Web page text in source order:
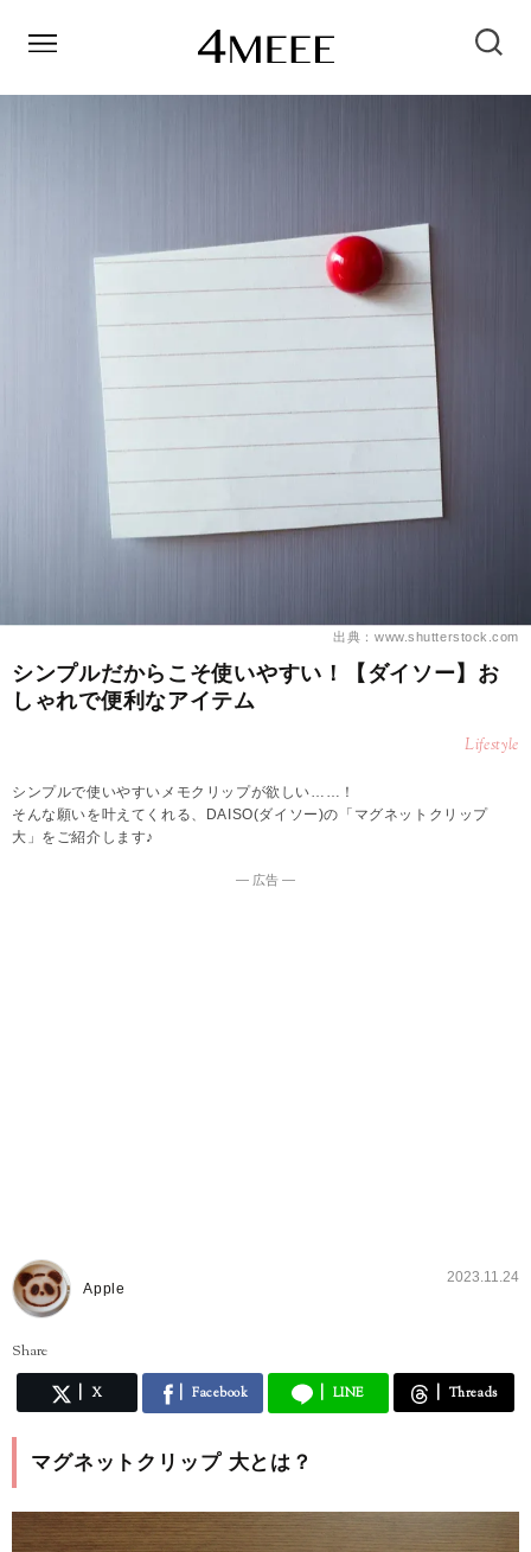
出典：www.shutterstock.com
シンプルだからこそ使いやすい！【ダイソー】お
しゃれで便利なアイテム
Lifestyle
シンプルで使いやすいメモクリップが欲しい……！
そんな願いを叶えてくれる、DAISO(ダイソー)の「マグネットクリップ
大」をご紹介します♪
― 広告 ―
Apple
2023.11.24
Share
X Facebook LINE Threads
マグネットクリップ 大とは？